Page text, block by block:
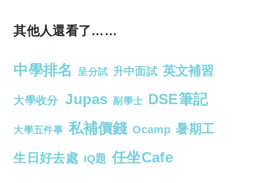
其他人還看了……
中學排名 呈分試 升中面試 英文補習
大學收分 Jupas 副學士 DSE筆記
大學五件事 私補價錢 Ocamp 暑期工
生日好去處 IQ題 任坐Cafe